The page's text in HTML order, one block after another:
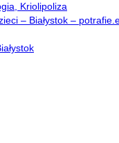
Kriolipoliza
– Białystok –